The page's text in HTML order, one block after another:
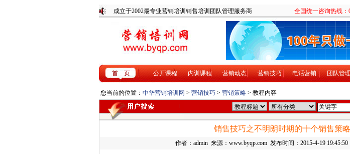
成立于2002最专业营销培训销售培训团队管理服务商 全国统一咨询热线：
首 页 公开课程 内训课程 营销动态 营销技巧 电话营销 团队管
您当前的位置： 中华营销培训网 > 营销技巧 > 营销策略 > 教程内容
销售技巧之不明朗时期的十个销售策略
作者：admin 来源：www.byqp.com 发布时间：2015-4-19